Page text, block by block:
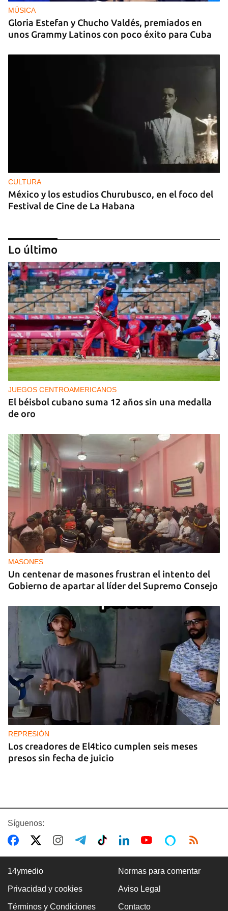
MÚSICA
Gloria Estefan y Chucho Valdés, premiados en
unos Grammy Latinos con poco éxito para Cuba
CULTURA
México y los estudios Churubusco, en el foco del
Festival de Cine de La Habana
MÚSICA
Un público enamorado de Celia Cruz desafía la
censura en un homenaje en La Habana
Lo último
JUEGOS CENTROAMERICANOS
El béisbol cubano suma 12 años sin una medalla
de oro
MASONES
Un centenar de masones frustran el intento del
Gobierno de apartar al líder del Supremo Consejo
REPRESIÓN
Los creadores de El4tico cumplen seis meses
presos sin fecha de juicio
BANCARIZACIÓN
Síguenos:
14ymedio Normas para comentar
Privacidad y cookies Aviso Legal
Términos y Condiciones Contacto